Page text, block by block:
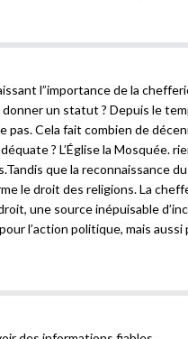
l”importance de la
un statut ? Depuis le
pas. Cela fait combien de
? L’Église la Mosquée.
que la reconnaissance
le droit des religions. La
une source inépuisable
l’action politique, mais